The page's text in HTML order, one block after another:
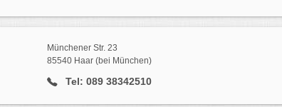
Münchener Str. 23
85540 Haar (bei München)
Tel: 089 38342510